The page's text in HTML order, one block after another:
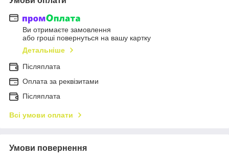
Ви отримаєте замовлення
або гроші повернуться на вашу картку
Детальніше
Післяплата
Оплата за реквізитами
Післяплата
Всі умови оплати
Умови повернення